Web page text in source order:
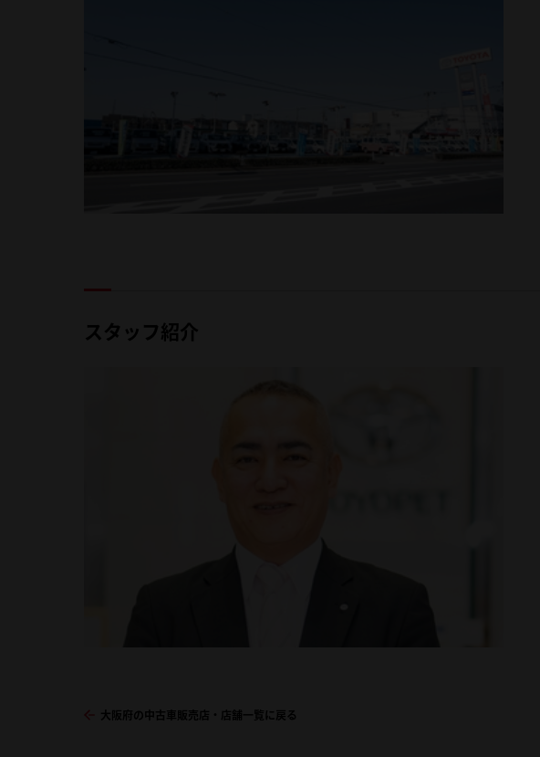
スタッフ紹介
大阪府の中古車販売店・店舗一覧に戻る